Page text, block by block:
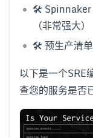
🛠️ Spinnaker
（非常强大）
🛠️ 预生产清单
以下是一个SRE
查您的服务是否